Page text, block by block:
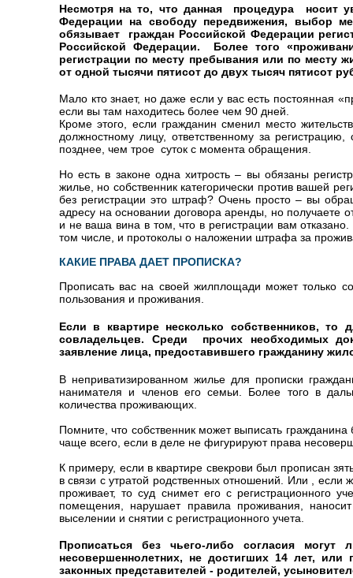
Несмотря на то, что данная процедура носит
Федерации на свободу передвижения, выбор
обязывает граждан Российской Федерации
Российской Федерации. Более того
регистрации по месту пребывания или по месту
от одной тысячи пятисот до двух тысяч пятисот
Мало кто знает, но даже если у вас есть постоянная
если вы там находитесь более чем 90 дней.
Кроме этого, если гражданин сменил место
должностному лицу, ответственному за
позднее, чем трое суток с момента обращения.
Но есть в законе одна хитрость – вы обязаны
жилье, но собственник категорически против вашей
без регистрации это штраф? Очень просто – вы
адресу на основании договора аренды, но получаете
и не ваша вина в том, что в регистрации вам
том числе, и протоколы о наложении штрафа за
КАКИЕ ПРАВА ДАЕТ ПРОПИСКА?
Прописать вас на своей жилплощади может только
пользования и проживания.
Если в квартире несколько собственников,
совладельцев. Среди прочих необходимых
заявление лица, предоставившего гражданину
В неприватизированном жилье для прописки
нанимателя и членов его семьи. Более того в
количества проживающих.
Помните, что собственник может выписать
чаще всего, если в деле не фигурируют права
К примеру, если в квартире свекрови был прописан
в связи с утратой родственных отношений. Или ,
проживает, то суд снимет его с регистрационного
помещения, нарушает правила проживания,
выселении и снятии с регистрационного учета.
Прописаться без чьего-либо согласия
несовершеннолетних, не достигших 14 лет, или
законных представителей - родителей,